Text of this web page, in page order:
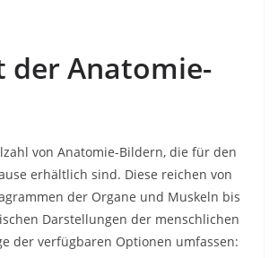
der Anatomie-
von Anatomie-Bildern, die für den
erhältlich sind. Diese reichen von
der Organe und Muskeln bis
Darstellungen der menschlichen
der verfügbaren Optionen umfassen: